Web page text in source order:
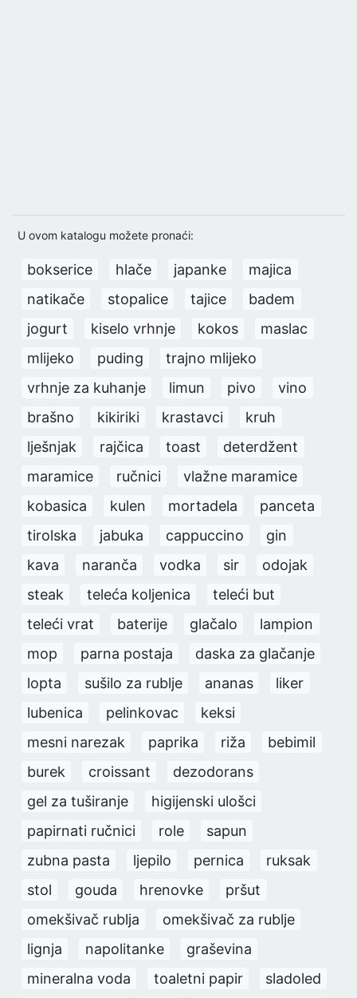
U ovom katalogu možete pronaći:
bokserice hlače japanke
majica
natikače
stopalice tajice
badem
jogurt
kiselo vrhnje kokos
maslac
mlijeko
puding
trajno mlijeko
vrhnje za kuhanje
limun pivo
vino
brašno
kikiriki krastavci
kruh
lješnjak
rajčica toast
deterdžent
maramice
ručnici
vlažne maramice
kobasica
kulen mortadela
panceta
tirolska
jabuka cappuccino
gin
kava
naranča vodka sir
odojak
steak
teleća koljenica
teleći but
teleći vrat
baterije glačalo
lampion
mop
parna postaja
daska za glačanje
lopta
sušilo za rublje ananas
liker
lubenica
pelinkovac
keksi
mesni narezak
paprika riža
bebimil
burek
croissant
dezodorans
gel za tuširanje
higijenski ulošci
papirnati ručnici
role
sapun
zubna pasta
ljepilo pernica
ruksak
stol
gouda hrenovke
pršut
omekšivač rublja
omekšivač za rublje
lignja
napolitanke
graševina
mineralna voda
toaletni papir
sladoled